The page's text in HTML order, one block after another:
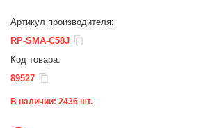
Артикул производителя:
RP-SMA-C58J
Код товара:
89527
В наличии: 2436 шт.